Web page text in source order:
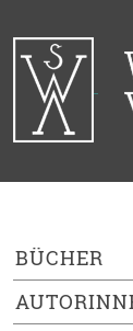
BÜCHER